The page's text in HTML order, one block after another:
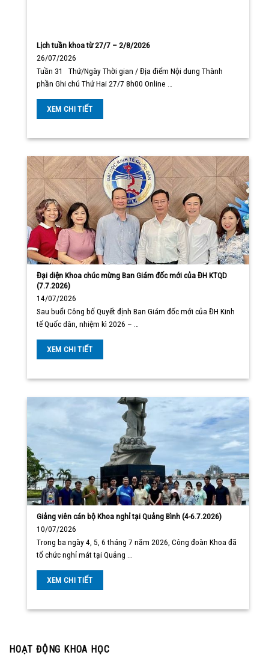
Lịch tuần khoa từ 27/7 – 2/8/2026
26/07/2026
Tuần 31 Thứ/Ngày Thời gian / Địa điểm Nội dung Thành
phần Ghi chú Thứ Hai 27/7 8h00 Online …
XEM CHI TIẾT
Đại diện Khoa chúc mừng Ban Giám đốc mới của ĐH KTQD
(7.7.2026)
14/07/2026
Sau buổi Công bố Quyết định Ban Giám đốc mới của ĐH Kinh
tế Quốc dân, nhiệm kì 2026 – …
XEM CHI TIẾT
Giảng viên cán bộ Khoa nghỉ tại Quảng Bình (4-6.7.2026)
10/07/2026
Trong ba ngày 4, 5, 6 tháng 7 năm 2026, Công đoàn Khoa đã
tổ chức nghỉ mát tại Quảng …
XEM CHI TIẾT
HOẠT ĐỘNG KHOA HỌC